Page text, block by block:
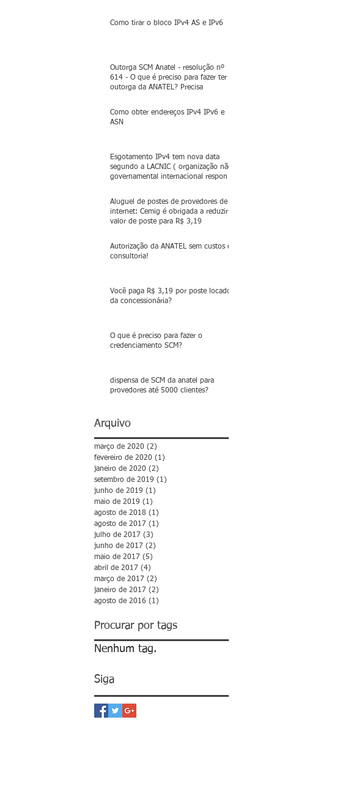
Como tirar o bloco IPv4 AS e IPv6
Outorga SCM Anatel - resolução nº
614 - O que é preciso para fazer ter a
outorga da ANATEL? Precisa
Como obter endereços IPv4 IPv6 e
ASN
Esgotamento IPv4 tem nova data
segundo a LACNIC ( organização não
governamental internacional respon
Aluguel de postes de provedores de
internet: Cemig é obrigada a reduzir
valor de poste para R$ 3,19
Autorização da ANATEL sem custos de
consultoria!
Você paga R$ 3,19 por poste locado
da concessionária?
O que é preciso para fazer o
credenciamento SCM?
dispensa de SCM da anatel para
provedores até 5000 clientes?
Arquivo
março de 2020 (2)
fevereiro de 2020 (1)
janeiro de 2020 (2)
setembro de 2019 (1)
junho de 2019 (1)
maio de 2019 (1)
agosto de 2018 (1)
agosto de 2017 (1)
julho de 2017 (3)
junho de 2017 (2)
maio de 2017 (5)
abril de 2017 (4)
março de 2017 (2)
janeiro de 2017 (2)
agosto de 2016 (1)
Procurar por tags
Nenhum tag.
Siga